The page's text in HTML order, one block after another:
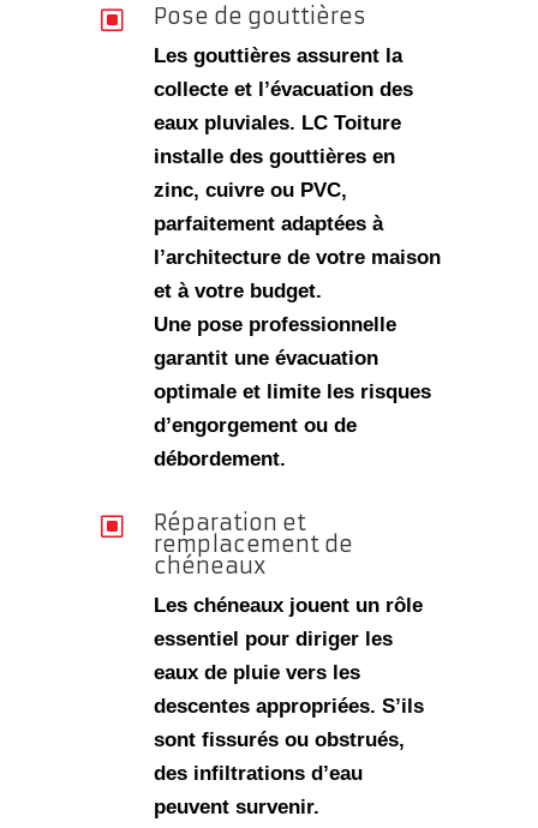
W Pose de gouttières
Les gouttières assurent la
collecte et l’évacuation des
eaux pluviales. LC Toiture
installe des gouttières en
zinc, cuivre ou PVC,
parfaitement adaptées à
l’architecture de votre maison
et à votre budget.
Une pose professionnelle
garantit une évacuation
optimale et limite les risques
d’engorgement ou de
débordement.
W Réparation et
remplacement de
chéneaux
Les chéneaux jouent un rôle
essentiel pour diriger les
eaux de pluie vers les
descentes appropriées. S’ils
sont fissurés ou obstrués,
des infiltrations d’eau
peuvent survenir.